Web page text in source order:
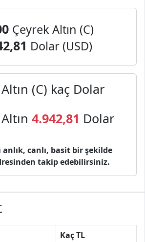
Çeyrek Altın (C)
Dolar (USD)
(C) kaç Dolar
4.942,81 Dolar
anlık, canlı, basit bir şekilde
takip edebilirsiniz.
Kaç TL